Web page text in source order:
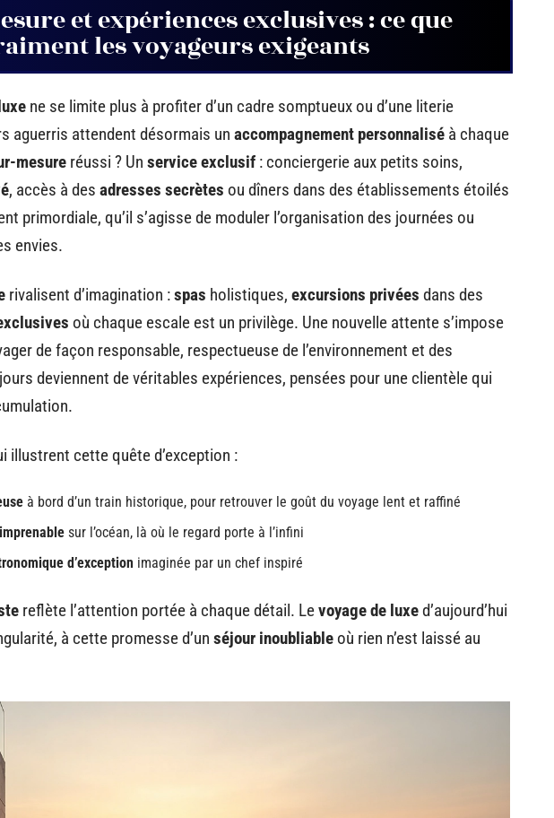
et expériences exclusives : ce que
les voyageurs exigeants
ne se limite plus à profiter d’un cadre somptueux ou d’une literie
aguerris attendent désormais un accompagnement personnalisé à chaque
mesure réussi ? Un service exclusif : conciergerie aux petits soins,
, accès à des adresses secrètes ou dîners dans des établissements étoilés
primordiale, qu’il s’agisse de moduler l’organisation des journées ou
envies.
rivalisent d’imagination :spas holistiques, excursions privées dans des
où chaque escale est un privilège. Une nouvelle attente s’impose
de façon responsable, respectueuse de l’environnement et des
deviennent de véritables expériences, pensées pour une clientèle qui
illustrent cette quête d’exception :
à bord d’un train historique, pour retrouver le goût du voyage lent et raffiné
sur l’océan, là où le regard porte à l’infini
d’exception imaginée par un chef inspiré
reflète l’attention portée à chaque détail. Levoyage de luxed’aujourd’hui
à cette promesse d’un séjour inoubliable où rien n’est laissé au